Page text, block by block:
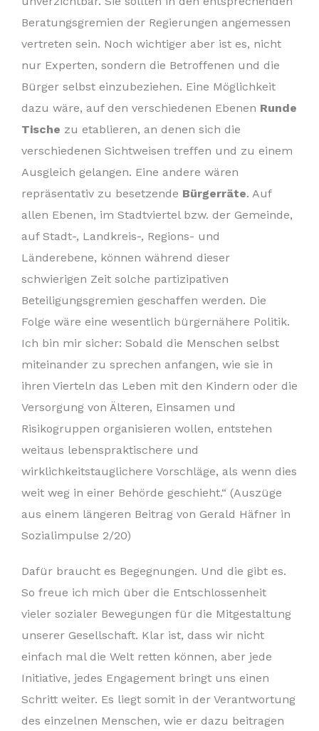
Beratungsgremien der Regierungen angemessen
vertreten sein. Noch wichtiger aber ist es, nicht
nur Experten, sondern die Betroffenen und die
Bürger selbst einzubeziehen. Eine Möglichkeit
dazu wäre, auf den verschiedenen Ebenen Runde
Tische zu etablieren, an denen sich die
verschiedenen Sichtweisen treffen und zu einem
Ausgleich gelangen. Eine andere wären
repräsentativ zu besetzende Bürgerräte. Auf
allen Ebenen, im Stadtviertel bzw. der Gemeinde,
auf Stadt-, Landkreis-, Regions- und
Länderebene, können während dieser
schwierigen Zeit solche partizipativen
Beteiligungsgremien geschaffen werden. Die
Folge wäre eine wesentlich bürgernähere Politik.
Ich bin mir sicher: Sobald die Menschen selbst
miteinander zu sprechen anfangen, wie sie in
ihren Vierteln das Leben mit den Kindern oder die
Versorgung von Älteren, Einsamen und
Risikogruppen organisieren wollen, entstehen
weitaus lebenspraktischere und
wirklichkeitstauglichere Vorschläge, als wenn dies
weit weg in einer Behörde geschieht.“ (Auszüge
aus einem längeren Beitrag von Gerald Häfner in
Sozialimpulse 2/20)
Dafür braucht es Begegnungen. Und die gibt es.
So freue ich mich über die Entschlossenheit
vieler sozialer Bewegungen für die Mitgestaltung
unserer Gesellschaft. Klar ist, dass wir nicht
einfach mal die Welt retten können, aber jede
Initiative, jedes Engagement bringt uns einen
Schritt weiter. Es liegt somit in der Verantwortung
des einzelnen Menschen, wie er dazu beitragen